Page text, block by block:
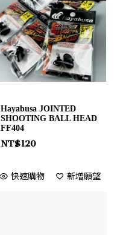
Hayabusa JOINTED
SHOOTING BALL HEAD
FF404
NT$120
快速購物 新增願望